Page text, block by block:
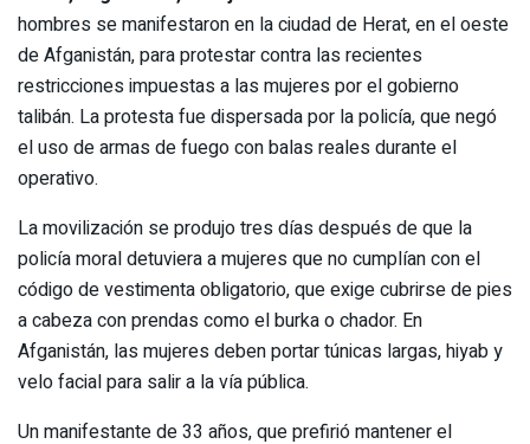
hombres se manifestaron en la ciudad de Herat, en el oeste
de Afganistán, para protestar contra las recientes
restricciones impuestas a las mujeres por el gobierno
talibán. La protesta fue dispersada por la policía, que negó
el uso de armas de fuego con balas reales durante el
operativo.
La movilización se produjo tres días después de que la
policía moral detuviera a mujeres que no cumplían con el
código de vestimenta obligatorio, que exige cubrirse de pies
a cabeza con prendas como el burka o chador. En
Afganistán, las mujeres deben portar túnicas largas, hiyab y
velo facial para salir a la vía pública.
Un manifestante de 33 años, que prefirió mantener el